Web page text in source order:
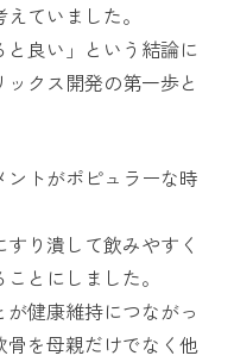
ていました。
良い」という結論に
クス開発の第一歩と
トがポピュラーな時
り潰して飲みやすく
とにしました。
健康維持につながっ
を母親だけでなく他